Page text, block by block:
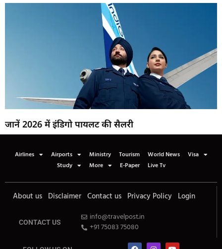
जानें 2026 में इंडिगो पायलट की सैलरी
Airlines Airports Ministry Tourism World News
Visa
Study
More E-Paper Live Tv
About us Disclaimer Contact us Privacy Policy Login
CONTACT US
info@travelpost.in
+91 75083 75080